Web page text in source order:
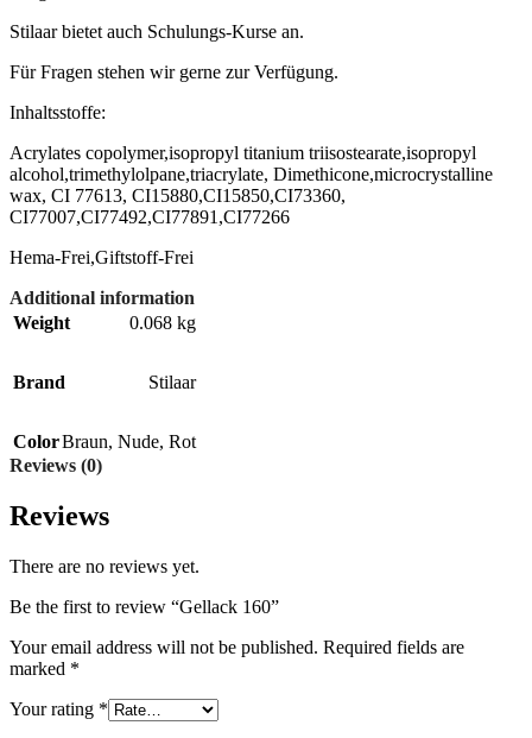
Stilaar bietet auch Schulungs-Kurse an.
Für Fragen stehen wir gerne zur Verfügung.
Inhaltsstoffe:
Acrylates copolymer,isopropyl titanium triisostearate,isopropyl
alcohol,trimethylolpane,triacrylate, Dimethicone,microcrystalline
wax, CI 77613, CI15880,CI15850,CI73360,
CI77007,CI77492,CI77891,CI77266
Hema-Frei,Giftstoff-Frei
Additional information
Weight
0.068 kg
Brand Stilaar
ColorBraun, Nude, Rot
Reviews (0)
Reviews
There are no reviews yet.
Be the first to review “Gellack 160”
Your email address will not be published. Required fields are
marked *
Your rating *